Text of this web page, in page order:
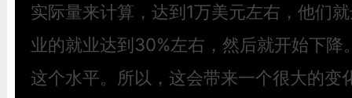
实际量来计算，达到1万美元左右，他们
业的就业达到30%左右，然后就开始下降
这个水平。所以，这会带来一个很大的变